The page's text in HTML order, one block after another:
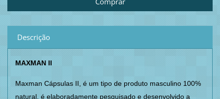
Descrição
MAXMAN II
Maxman Cápsulas II, é um tipo de produto masculino 100%
natural, é elaboradamente pesquisado e desenvolvido a